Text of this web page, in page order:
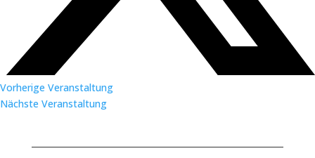
Vorherige Veranstaltung
Nächste Veranstaltung